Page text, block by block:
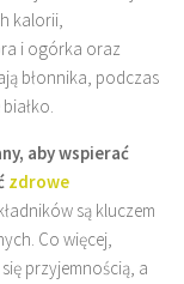
kalorii,
i ogórka oraz
błonnika, podczas
aby wspierać
zdrowe
są kluczem
Co więcej,
przyjemnością, a